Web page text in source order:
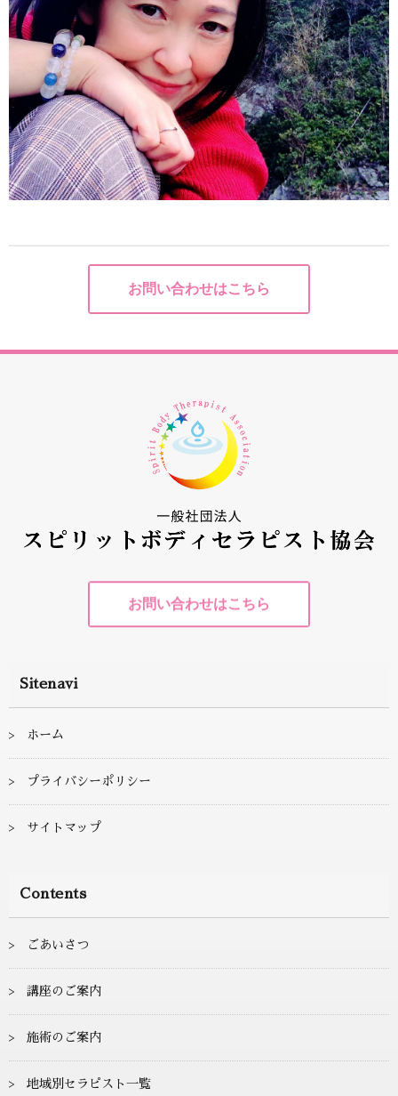
お問い合わせはこちら
お問い合わせはこちら
Sitenavi
ホーム
プライバシーポリシー
サイトマップ
Contents
ごあいさつ
講座のご案内
施術のご案内
地域別セラピスト一覧